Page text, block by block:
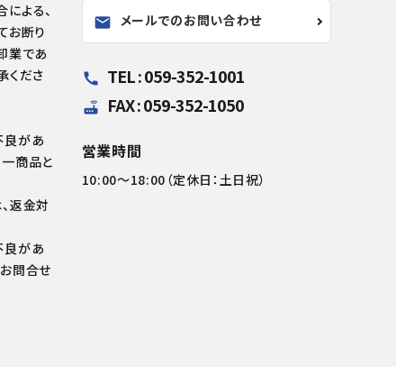
よる、
お断り
業であ
くださ
良があ
商品と
返金対
良があ
問合せ
mail メールでのお問い合わせ
call TEL : 059-352-1001
router FAX : 059-352-1050
営業時間
10:00～18:00（定休日：土日祝）